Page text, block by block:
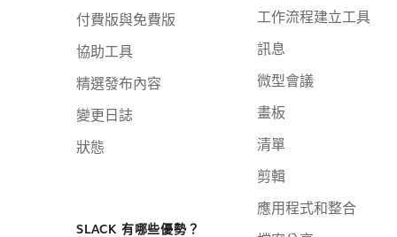
付費版與免費版
協助工具
精選發布內容
變更日誌
狀態
SLACK 有哪些優勢？
工作流程建立工具
訊息
微型會議
畫板
清單
剪輯
應用程式和整合